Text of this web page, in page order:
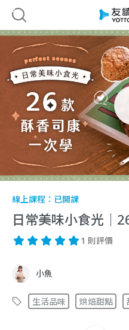
線上課程： 已開課
日常美味小食光｜
1 則評價
小魚
生活品味 烘焙甜點